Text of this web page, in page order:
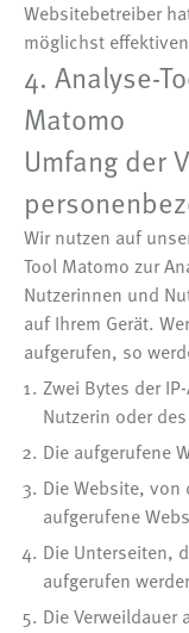
Websitebetreiber
möglichst
4. Analyse-
Matomo
Umfang der
Wir nutzen auf
Tool Matomo zur
Nutzerinnen und
auf Ihrem Gerät.
aufgerufen, so
Zwei Bytes der
Nutzerin oder
Die aufgerufene
Die Website,
aufgerufene
Die Unterseiten,
aufgerufen
Die Verweildauer